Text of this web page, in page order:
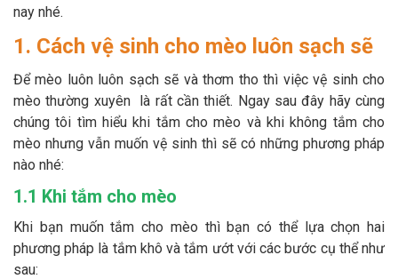
TIN TỨC
Thông tin về khách sạn,
spa cho thú cưng
Thông tin về mèo
CHÍNH SÁCH
Chính sách bảo hành Chính sách bảo mật
nay nhé.
1. Cách vệ sinh cho mèo luôn sạch sẽ
Để mèo luôn luôn sạch sẽ và thơm tho thì việc vệ sinh cho
mèo thường xuyên là rất cần thiết. Ngay sau đây hãy cùng
chúng tôi tìm hiểu khi tắm cho mèo và khi không tắm cho
mèo nhưng vẫn muốn vệ sinh thì sẽ có những phương pháp
nào nhé:
1.1 Khi tắm cho mèo
Khi bạn muốn tắm cho mèo thì bạn có thể lựa chọn hai
phương pháp là tắm khô và tắm ướt với các bước cụ thể như
sau: